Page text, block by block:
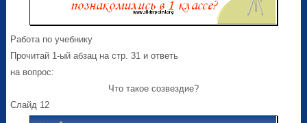
Работа по учебнику
Прочитай 1-ый абзац на стр. 31 и ответь
на вопрос:
Что такое созвездие?
Слайд 12